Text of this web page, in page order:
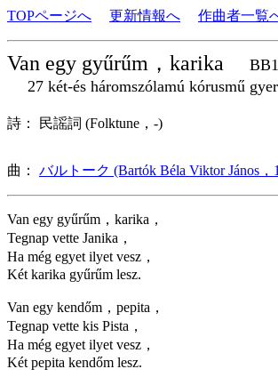
TOPページへ 更新情報へ 作曲者一覧
Van egy gyűrűm，karika
27 két-és háromszólamú kórusmű
詩： 民謡詞 (Folktune，-)
曲： バルトーク (Bartók Béla Viktor János，
Van egy gyűrűm，karika，
Tegnap vette Janika，
Ha még egyet ilyet vesz，
Két karika gyűrűm lesz.
Van egy kendőm，pepita，
Tegnap vette kis Pista，
Ha még egyet ilyet vesz，
Két pepita kendőm lesz.